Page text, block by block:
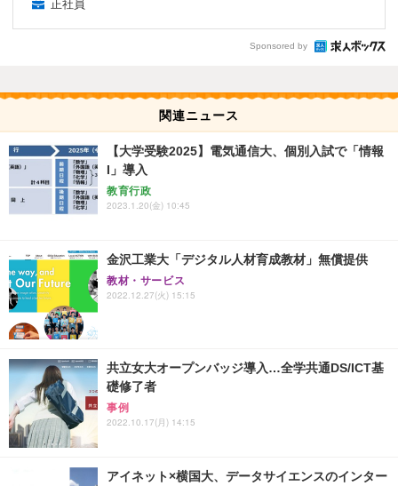
正社員
Sponsored by
関連ニュース
【大学受験2025】電気通信大、個別入試で「情報
I」導入
教育行政
2023.1.20(金) 10:45
金沢工業大「デジタル人材育成教材」無償提供
教材・サービス
2022.12.27(火) 15:15
共立女大オープンバッジ導入…全学共通DS/ICT基
礎修了者
事例
2022.10.17(月) 14:15
アイネット×横国大、データサイエンスのインター